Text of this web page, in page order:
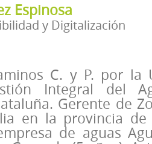
Espinosa
y Digitalización
C. y P. por la
Integral del
Gerente de
en la provincia de
de aguas